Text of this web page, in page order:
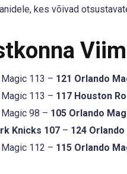
kes võivad
113 – 121 Orlando
113 – 117 Houston
98 – 105 Orlando
Knicks 107 – 124
112 – 115 Orlando